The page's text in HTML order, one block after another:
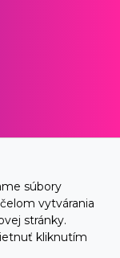
súbory
vytvárania
stránky.
kliknutím